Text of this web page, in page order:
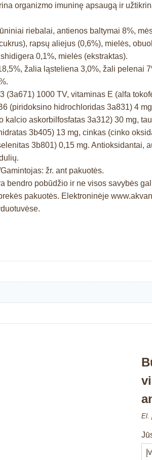
organizmo imuninę apsaugą ir
riebalai, antienos baltymai 8%,
rapsų aliejus (0,6%), mielės,
0,1%, mielės (ekstraktas).
žalia ląsteliena 3,0%, žali pelenai
1000 TV, vitaminas E (alfa
(piridoksino hidrochloridas 3a831) 4
askorbilfosfatas 3a312) 30 mg,
3b405) 13 mg, cinkas (cinko
3b801) 0,15 mg.
žr. ant pakuotės.
bendro pobūdžio ir ne visos savybės
pakuotės. Elektroninėje
El.